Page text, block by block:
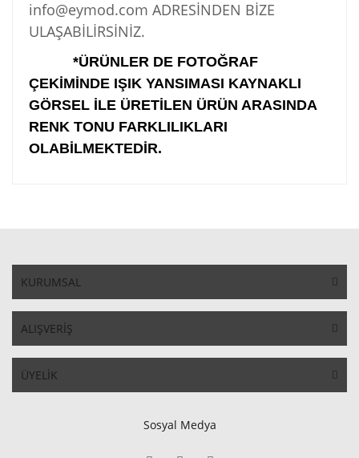
info@eymod.com ADRESİNDEN BİZE
ULAŞABİLİRSİNİZ.
*ÜRÜNLER DE FOTOĞRAF
ÇEKİMİNDE IŞIK YANSIMASI KAYNAKLI
GÖRSEL İLE ÜRETİLEN ÜRÜN ARASINDA
RENK TONU FARKLILIKLARI
OLABİLMEKTEDİR.
KURUMSAL
ALIŞVERİŞ
ÜYELİK
Sosyal Medya